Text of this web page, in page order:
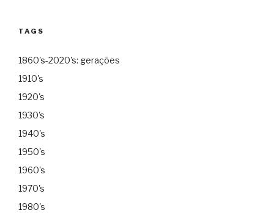
TAGS
1860's-2020's: gerações
1910's
1920's
1930's
1940's
1950's
1960's
1970's
1980's